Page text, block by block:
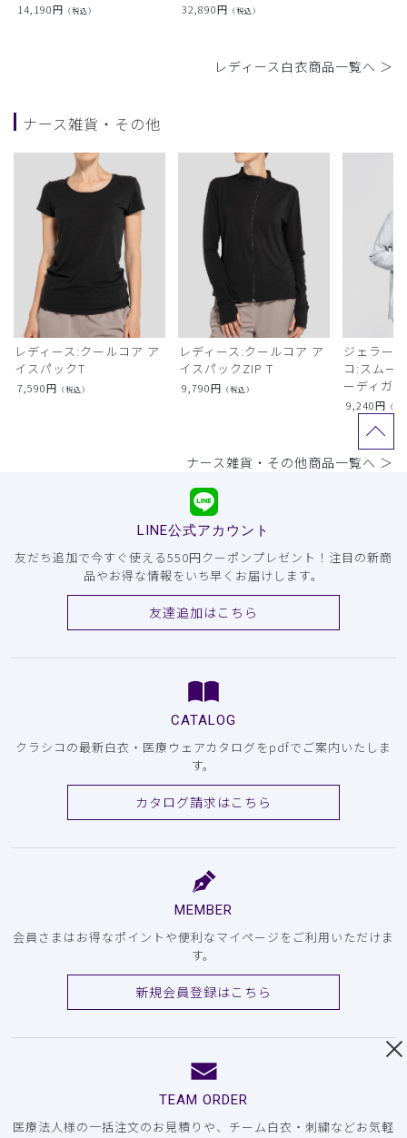
14,190円 （税込） 32,890円 （税込）
レディース白衣商品一覧へ ＞
ナース雑貨・その他
レディース:クールコア ア
イスパックT
7,590円 （税込）
レディース:クールコア ア
イスパックZIP T
9,790円 （税込）
ジェラー
コ:スムー
ーディガン
9,240円 （税
ナース雑貨・その他商品一覧へ ＞
LINE公式アカウント
友だち追加で今すぐ使える550円クーポンプレゼント！注目の新商
品やお得な情報をいち早くお届けします。
友達追加はこちら
CATALOG
クラシコの最新白衣・医療ウェアカタログをpdfでご案内いたしま
す。
カタログ請求はこちら
MEMBER
会員さまはお得なポイントや便利なマイページをご利用いただけま
す。
新規会員登録はこちら
TEAM ORDER
医療法人様の一括注文のお見積りや、チーム白衣・刺繍などお気軽